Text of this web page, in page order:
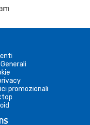
promozionali